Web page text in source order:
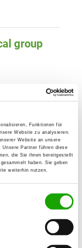
Funktionen für
Website zu analysieren.
Website an unsere
Unsere Partner führen diese
die Sie ihnen bereitgestellt
haben. Sie geben
weiterhin nutzen.
group